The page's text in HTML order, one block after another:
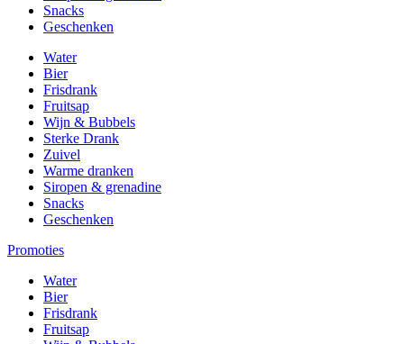
Snacks
Geschenken
Water
Bier
Frisdrank
Fruitsap
Wijn & Bubbels
Sterke Drank
Zuivel
Warme dranken
Siropen & grenadine
Snacks
Geschenken
Promoties
Water
Bier
Frisdrank
Fruitsap